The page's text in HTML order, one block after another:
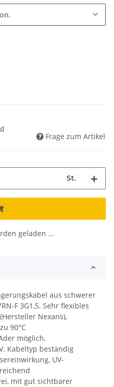
Frage zum Artikel
St.
geladen ...
aus schwerer
F 3G1,5. Sehr flexibles
Nexans),
90°C
möglich,
Kabeltyp beständig
UV-
mit gut sichtbarer